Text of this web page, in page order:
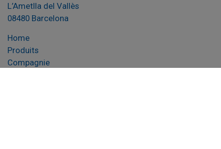
L’Ametlla del Vallès
08480 Barcelona
Home
Produits
Compagnie